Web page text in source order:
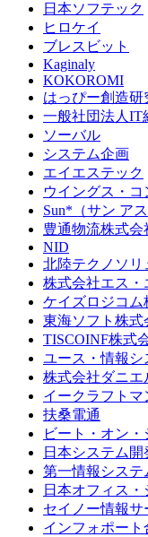
日本ソフテック
ヒロケイ
ブレスビット
Kaginaly
KOKOROMI
はっぴー創造研
一般社団法人IT
ソーバル
システム企画
エイエステック
ウイングス・
Sun*（サン ア
豊通物流株式会
NID
北陸テクノソリ
株式会社エス・
ケイズロジコム
東海ソフト株式
TISCOINF株式
ユース・情報シ
株式会社ダニエ
イークラフトマ
扶桑電通
ビート・オン・
日本システム開
第一情報システ
日本オフィス・
セイノー情報サ
インフォポート